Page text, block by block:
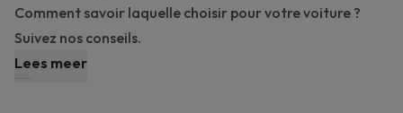
Comment savoir laquelle choisir pour votre voiture ?
Suivez nos conseils.
Lees meer